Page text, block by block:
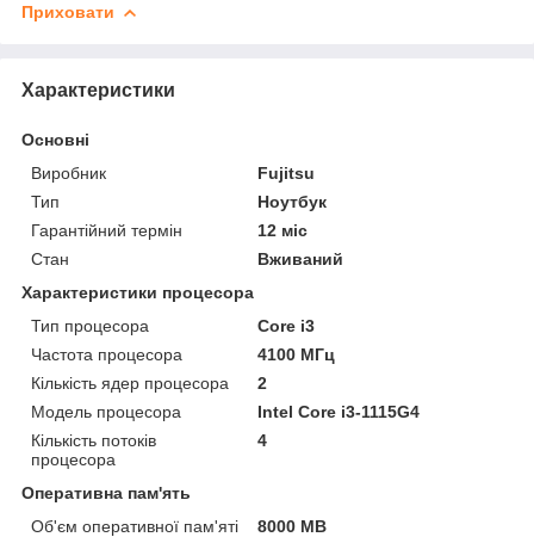
Приховати
Характеристики
Основні
Виробник
Fujitsu
Тип
Ноутбук
Гарантійний термін
12 міс
Стан
Вживаний
Характеристики процесора
Тип процесора
Core i3
Частота процесора
4100 МГц
Кількість ядер процесора
2
Модель процесора
Intel Core i3-1115G4
Кількість потоків
процесора
4
Оперативна пам'ять
Об'єм оперативної пам'яті
8000 MB